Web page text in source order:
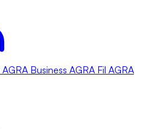
AGRA Business AGRA Fil AGRA